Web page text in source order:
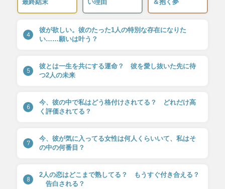
最終結末
い理由
＆抱く夢
4
彼が欲しい。彼のたった1人の特別な存在になりた
い……願いは叶う？
5
彼とは一生を共にする運命？ 彼を愛し抜いた先に待
つ2人の未来
6
今、彼の中で私はどう格付けされてる？ どれだけ高
く評価されてる？
7
今、彼が気に入ってる女性は何人くらいいて、私はそ
の中の何番目？
8
2人の恋はどこまで熟してる？ もうすぐ付き合える？
告白される？